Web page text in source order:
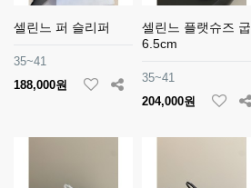
셀린느 퍼 슬리퍼
35~41
188,000원
셀린느 플랫슈즈 굽
6.5cm
35~41
204,000원